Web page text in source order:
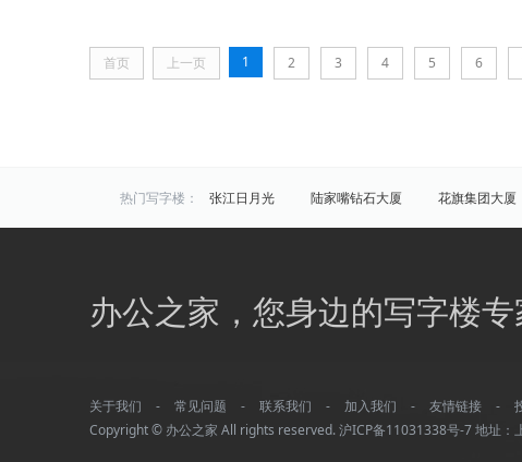
首页 上一页 1 2 3 4 5 6
热门写字楼： 张江日月光 陆家嘴钻石大厦 花旗集团大厦
炬芯研发大楼
佑越国际 张江海趣园
区域写字楼： 徐汇 长宁 静安
商圈写字楼： 曹杨路 金山 陆家嘴 静安寺 八
平凉/杨浦外滩
龙柏 彭浦 新江湾城
办公之家，您身边的写字楼专
关于我们 - 常见问题 - 联系我们 - 加入我们 - 友情链接 -
Copyright © 办公之家 All rights reserved.沪ICP备11031338号-7地址：